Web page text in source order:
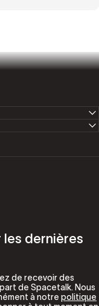
les dernières
de recevoir des
de Spacetalk. Nous
à notre politique